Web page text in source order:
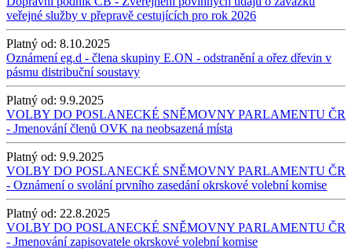
veřejné služby v přepravě cestujících pro rok 2026
Platný od: 8.10.2025
Oznámení eg.d - člena skupiny E.ON - odstranění a ořez dřevin v
pásmu distribuční soustavy
Platný od: 9.9.2025
VOLBY DO POSLANECKÉ SNĚMOVNY PARLAMENTU ČR
- Jmenování členů OVK na neobsazená místa
Platný od: 9.9.2025
VOLBY DO POSLANECKÉ SNĚMOVNY PARLAMENTU ČR
- Oznámení o svolání prvního zasedání okrskové volební komise
Platný od: 22.8.2025
VOLBY DO POSLANECKÉ SNĚMOVNY PARLAMENTU ČR
- Jmenování zapisovatele okrskové volební komise